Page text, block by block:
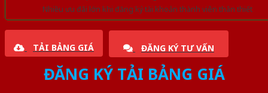
Nhiều ưu đãi lớn khi đăng ký tài khoản thành viên thân thiết
TẢI BẢNG GIÁ ĐĂNG KÝ TƯ VẤN
ĐĂNG KÝ TẢI BẢNG GIÁ